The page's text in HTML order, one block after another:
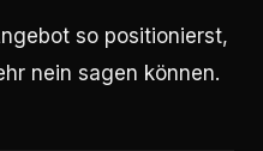
so positionierst,
nein sagen können.